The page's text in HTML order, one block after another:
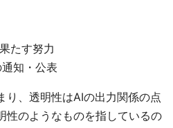
たす努力
知・公表
り、透明性はAIの出力関係の点
性のようなものを指しているの